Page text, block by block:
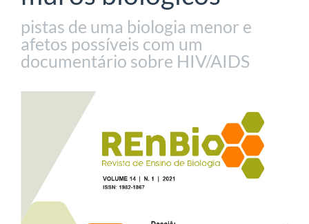
pistas de uma biologia menor e
afetos possíveis com um
documentário sobre HIV/AIDS
lateral
artigos